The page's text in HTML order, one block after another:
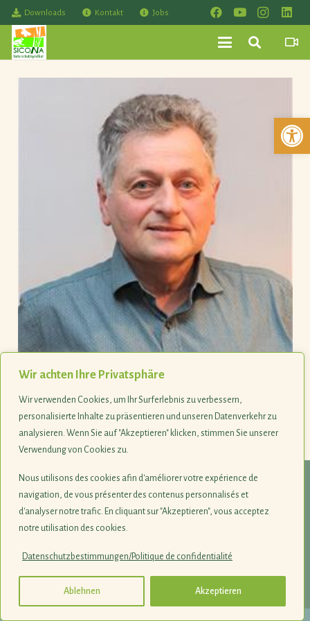
Wir achten Ihre Privatsphäre
Wir verwenden Cookies, um Ihr Surferlebnis zu verbessern,
personalisierte Inhalte zu präsentieren und unseren Datenverkehr zu
analysieren. Wenn Sie auf "Akzeptieren" klicken, stimmen Sie unserer
Verwendung von Cookies zu.
Nous utilisons des cookies afin d'améliorer votre expérience de
navigation, de vous présenter des contenus personnalisés et
d'analyser notre trafic. En cliquant sur "Akzeptieren", vous acceptez
notre utilisation des cookies.
Datenschutzbestimmungen/Politique de confidentialité
Ablehnen Akzeptieren
Downloads Kontakt Jobs
Alain Faber
Commune de Steinfort
Last update 31.10.2023
© 1990-2026
Naturschutzsyndikat SICONA
Impressum·Datenschutz